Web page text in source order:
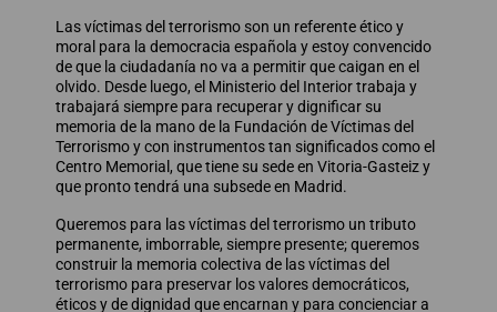
Las víctimas del terrorismo son un referente ético y
moral para la democracia española y estoy convencido
de que la ciudadanía no va a permitir que caigan en el
olvido. Desde luego, el Ministerio del Interior trabaja y
trabajará siempre para recuperar y dignificar su
memoria de la mano de la Fundación de Víctimas del
Terrorismo y con instrumentos tan significados como el
Centro Memorial, que tiene su sede en Vitoria-Gasteiz y
que pronto tendrá una subsede en Madrid.
Queremos para las víctimas del terrorismo un tributo
permanente, imborrable, siempre presente; queremos
construir la memoria colectiva de las víctimas del
terrorismo para preservar los valores democráticos,
éticos y de dignidad que encarnan y para concienciar a